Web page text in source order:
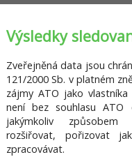
Výsledky
Zveřejněná data jsou
121/2000 Sb. v platném
zájmy ATO jako
není bez souhlasu ATO
jakýmkoliv způsobem
rozšiřovat, pořizovat
zpracovávat.